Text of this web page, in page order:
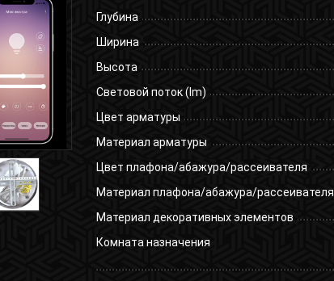
Глубина
Ширина
Высота
Световой поток (lm)
Цвет арматуры
Материал арматуры
Цвет плафона/абажура/рассеивателя
Материал плафона/абажура/рассеивателя
Материал декоративных элементов
Комната назначения